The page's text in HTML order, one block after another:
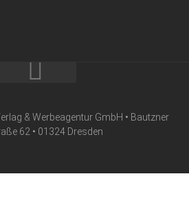
& Werbeagentur GmbH • Bautzner
62 • 01324 Dresden